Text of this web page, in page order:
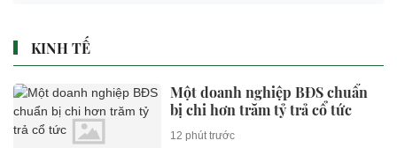
KINH TẾ
Một doanh nghiệp BĐS chuẩn
bị chi hơn trăm tỷ trả cổ tức
12 phút trước